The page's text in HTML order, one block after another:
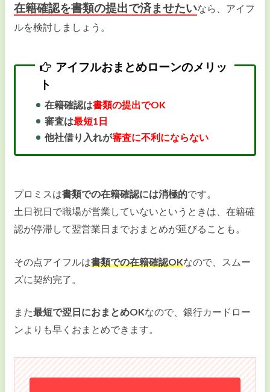
在籍確認を書類の提出で済ませたいなら、アイフ
ルを検討しましょう。
アイフルおまとめローンのメリッ
ト
在籍確認は書類の提出でOK
審査は最短1日
他社借り入れが審査に不利にならない
プロミスは書類での在籍確認には消極的です。
土日祝日で職場が営業していないというときは、在籍確
認が停滞して翌営業日までおまとめが延びることも。
その点アイフルは書類での在籍確認OKなので、スムー
ズに契約完了。
また最短で翌日におまとめOKなので、銀行カードロー
ンよりも早くおまとめできます。